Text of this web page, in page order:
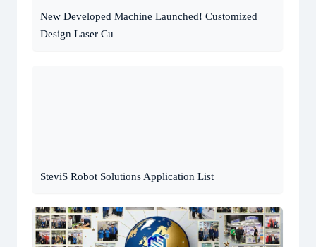
New Developed Machine Launched! Customized
Design Laser Cu
SteviS Robot Solutions Application List